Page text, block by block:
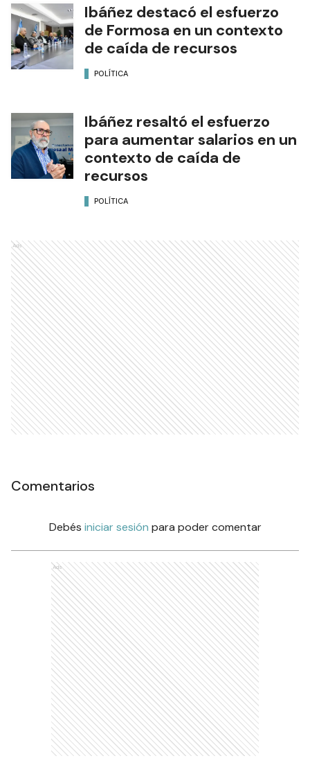
Ibáñez destacó el esfuerzo
de Formosa en un contexto
de caída de recursos
POLÍTICA
Ibáñez resaltó el esfuerzo
para aumentar salarios en un
contexto de caída de
recursos
POLÍTICA
Ads
Comentarios
Debés iniciar sesión para poder comentar
Ads